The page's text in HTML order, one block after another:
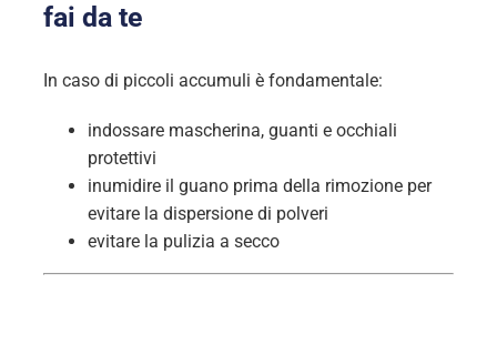
fai da te
In caso di piccoli accumuli è fondamentale:
indossare mascherina, guanti e occhiali
protettivi
inumidire il guano prima della rimozione per
evitare la dispersione di polveri
evitare la pulizia a secco